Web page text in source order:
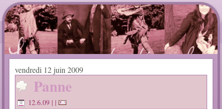
vendredi 12 juin 2009
Panne
12.6.09 | |